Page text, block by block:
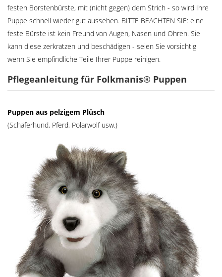
festen Borstenbürste, mit (nicht gegen) dem Strich - so wird Ihre
Puppe schnell wieder gut aussehen. BITTE BEACHTEN SIE: eine
feste Bürste ist kein Freund von Augen, Nasen und Ohren. Sie
kann diese zerkratzen und beschädigen - seien Sie vorsichtig
wenn Sie empfindliche Teile Ihrer Puppe reinigen.
Pflegeanleitung für Folkmanis® Puppen
Puppen aus pelzigem Plüsch
(Schäferhund, Pferd, Polarwolf usw.)